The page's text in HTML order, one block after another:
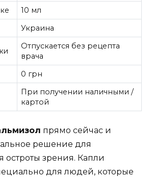
10 мл
Украина
Отпускается без рецепта
врача
0 грн
При получении наличными /
картой
прямо сейчас и
решение для
остроты зрения. Капли
для людей, которые